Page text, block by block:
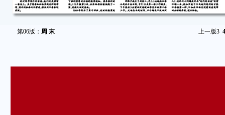
第06版： 周 末 上一版3 4